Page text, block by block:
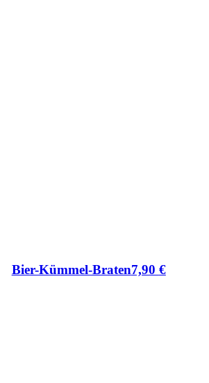
Bier-Kümmel-Braten7,90 €